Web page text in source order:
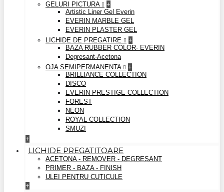
GELURI PICTURA
+
Artistic Liner Gel Everin
EVERIN MARBLE GEL
EVERIN PLASTER GEL
LICHIDE DE PREGATIRE
+
BAZA RUBBER COLOR- EVERIN
Degresant-Acetona
OJA SEMIPERMANENTA
+
BRILLIANCE COLLECTION
DISCO
EVERIN PRESTIGE COLLECTION
FOREST
NEON
ROYAL COLLECTION
SMUZI
+
LICHIDE PREGATITOARE
ACETONA - REMOVER - DEGRESANT
PRIMER - BAZA - FINISH
ULEI PENTRU CUTICULE
+